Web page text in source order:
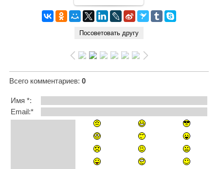
Всего комментариев: 0
Имя *:
Email:*